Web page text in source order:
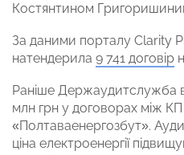
Костянтином
За даними порталу Clarity
натендерила 9 741 договір
Раніше Держаудитслужба
млн грн у договорах між
«Полтаваенергозбут».
ціна електроенергії